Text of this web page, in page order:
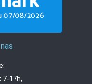
7-17h,